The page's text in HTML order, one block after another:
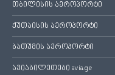
თბილისის აეროპორტი
ქუთაისის აეროპორტი
ბათუმის აეროპორტი
ავიაბილეთები avia.ge